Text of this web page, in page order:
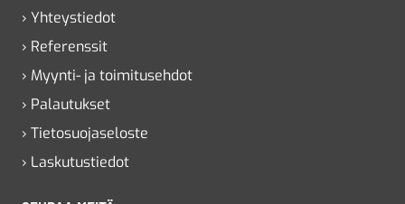
› Yhteystiedot
› Referenssit
› Myynti- ja toimitusehdot
› Palautukset
› Tietosuojaseloste
› Laskutustiedot